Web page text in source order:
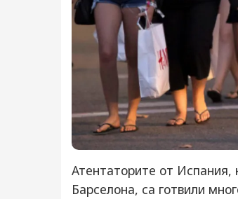
Атентаторите от Испания,
Барселона, са готвили